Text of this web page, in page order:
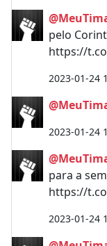
pelo
https://
2023-01-24
2023-01-24
para a
https://
2023-01-24